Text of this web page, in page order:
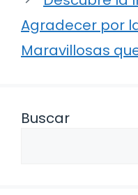
Agradecer por
Maravillosas
Buscar